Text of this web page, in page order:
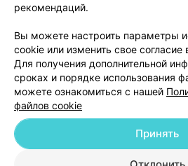
О проекте
Медицинский маркетинг
Пользовательское соглашение
Вакансии
Написать
Персональные
Обработка
рекомендаций.
Вы можете настроить параметры
cookie или изменить свое
Для получения дополнительной
сроках и порядке использования
можете ознакомиться с нашей
файлов cookie
Принять